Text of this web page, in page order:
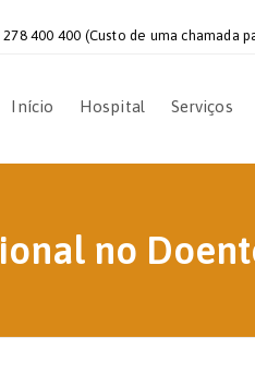
278 400 400 (Custo de uma chamada
Início Hospital Serviços
no